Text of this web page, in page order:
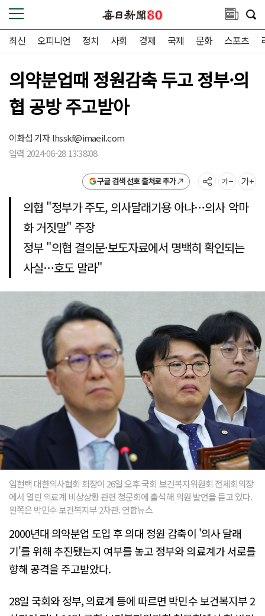
최신 오피니언 정치 사회 경제 국제 문화 스포츠
의약분업때 정원감축 두고 정부·의
협 공방 주고받아
이화섭 기자lhsskf@imaeil.com
입력 2024-06-28 13:38:08
구글 검색 선호 출처로 추가
의협 "정부가 주도, 의사달래기용 아냐…의사 악마
화 거짓말" 주장
정부 "의협 결의문·보도자료에서 명백히 확인되는
사실…호도 말라"
임현택 대한의사협회 회장이 26일 오후 국회 보건복지위원회 전체회의장
에서 열린 의료계 비상상황 관련 청문회에 출석해 의원 발언을 듣고 있다.
왼쪽은 박민수 보건복지부 2차관. 연합뉴스
2000년대 의약분업 도입 후 의대 정원 감축이 '의사 달래
기'를 위해 추진됐는지 여부를 놓고 정부와 의료계가 서로를
향해 공격을 주고받았다.
28일 국회와 정부, 의료계 등에 따르면 박민수 보건복지부 2